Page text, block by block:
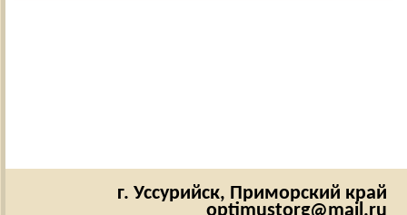
г. Уссурийск, Приморский край